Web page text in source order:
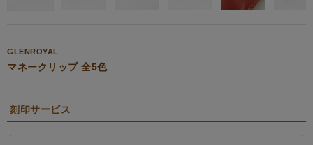
GLENROYAL
マネークリップ 全5色
刻印サービス